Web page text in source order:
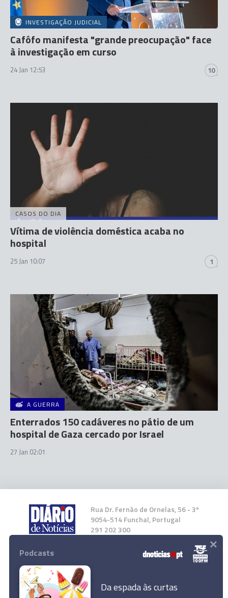
INVESTIGAÇÃO JUDICIAL
Cafôfo manifesta "grande preocupação" face
à investigação em curso
24 Jan 12:53 10
CASOS DO DIA
Vítima de violência doméstica acaba no
hospital
25 Jan 10:07 1
A GUERRA
Enterrados 150 cadáveres no pátio de um
hospital de Gaza cercado por Israel
27 Jan 02:01
Rua Dr. Fernão de Ornelas, 56 - 3º
9054-514 Funchal, Portugal
291 202 300
Instale a nossa App
Podcasts
Da espada às curtas
×